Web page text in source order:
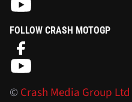
FOLLOW CRASH MOTOGP
©Crash Media Group Ltd